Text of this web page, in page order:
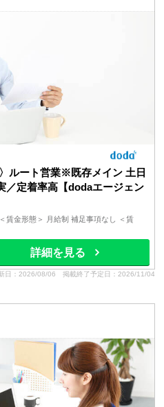
ルート営業※既存メイン 土日
／定着率高【dodaエージェン
賃金形態＞ 月給制 補足事項なし ＜賃
256,500円 ...
詳細を見る
日：2026/08/06 掲載終了予定日：2026/11/04